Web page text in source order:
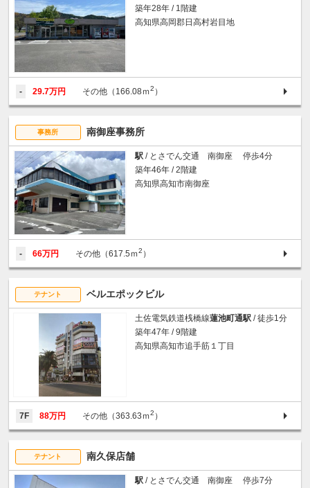
築年28年 / 1階建
高知県高岡郡日高村岩目地
- 29.7万円 その他（166.08ｍ2 ）
事務所 南御座事務所
駅 / とさでん交通 南御座 停歩4分
築年46年 / 2階建
高知県高知市南御座
- 66万円 その他（617.5ｍ2 ）
テナント ベルエポックビル
土佐電気鉄道桟橋線蓮池町通駅 / 徒歩1分
築年47年 / 9階建
高知県高知市追手筋１丁目
7F 88万円 その他（363.63ｍ2 ）
テナント 南久保店舗
駅 / とさでん交通 南御座 停歩7分